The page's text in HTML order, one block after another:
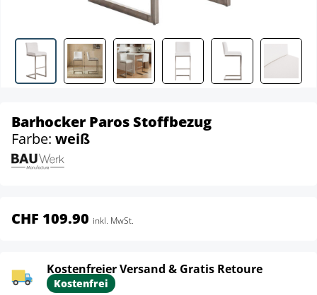
Barhocker Paros Stoffbezug
Farbe: weiß
CHF 109.90 inkl. MwSt.
Kostenfreier Versand & Gratis Retoure
Kostenfrei